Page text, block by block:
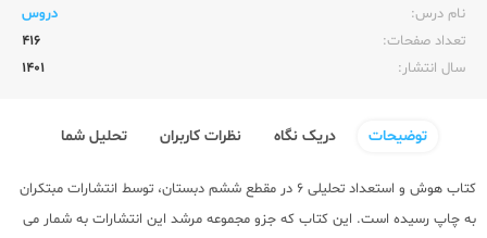
نام درس:
دروس
تعداد صفحات:‌
416
سال انتشار:‌
1401
توضیحات دریک نگاه نظرات کاربران تحلیل شما
کتاب هوش و استعداد تحلیلی 6 در مقطع ششم دبستان، توسط انتشارات مبتکران
به چاپ رسیده است. این کتاب که جزو مجموعه مرشد این انتشارات به شمار می